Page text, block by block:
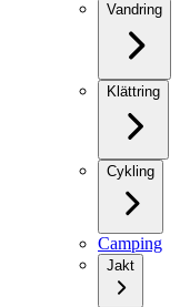
Vandring
Klättring
Cykling
Camping
Jakt